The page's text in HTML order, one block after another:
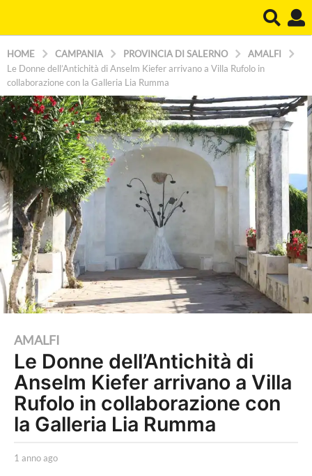
HOME CAMPANIA PROVINCIA DI SALERNO
AMALFI
Le Donne dell’Antichità di Anselm Kiefer arrivano a Villa Rufolo in
collaborazione con la Galleria Lia Rumma
1
a
n
n
o
g
AMALFI
Le Donne dell’Antichità di
Anselm Kiefer arrivano a Villa
Rufolo in collaborazione con
la Galleria Lia Rumma
b1 anno ago